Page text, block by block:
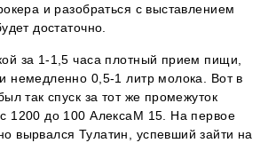
и разобраться с выставлением
достаточно.
за 1-1,5 часа плотный прием пищи,
немедленно 0,5-1 литр молока. Вот в
так спуск за тот же промежуток
1200 до 100 АлексаМ 15. На первое
вырвался Тулатин, успевший зайти на